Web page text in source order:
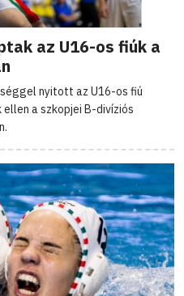
az U16-os fiúk a
nyitott az U16-os fiú
a szkopjei B-divíziós